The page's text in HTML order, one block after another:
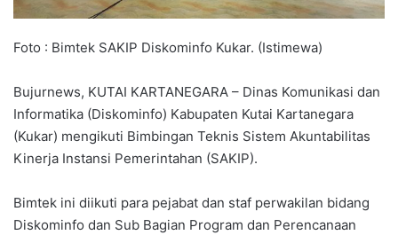
Foto : Bimtek SAKIP Diskominfo Kukar. (Istimewa)
Bujurnews, KUTAI KARTANEGARA – Dinas Komunikasi dan
Informatika (Diskominfo) Kabupaten Kutai Kartanegara
(Kukar) mengikuti Bimbingan Teknis Sistem Akuntabilitas
Kinerja Instansi Pemerintahan (SAKIP).
Bimtek ini diikuti para pejabat dan staf perwakilan bidang
Diskominfo dan Sub Bagian Program dan Perencanaan